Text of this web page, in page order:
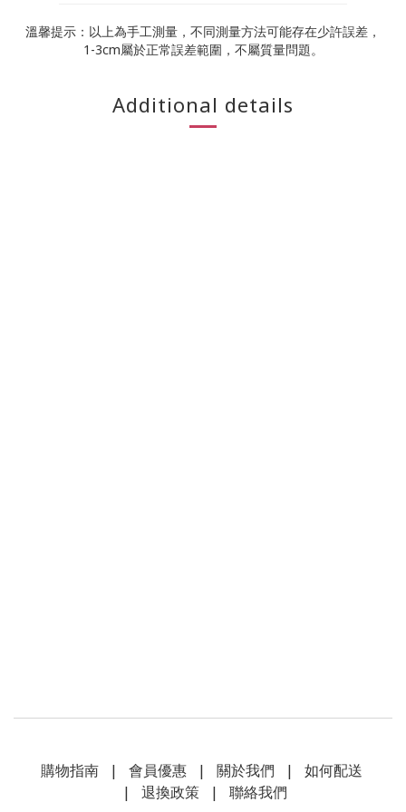
溫馨提示：以上為手工測量，不同測量方法可能存在少許誤差，
1-3cm屬於正常誤差範圍，不屬質量問題。
Additional details
購物指南| 會員優惠| 關於我們 | 如何配送
| 退換政策 | 聯絡我們